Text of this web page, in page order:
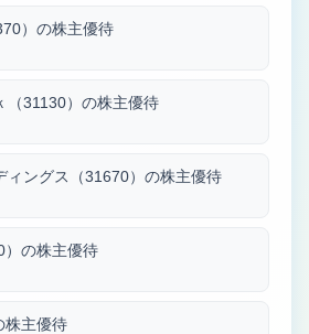
）の株主優待
（31130）の株主優待
ィングス（31670）の株主優待
）の株主優待
株主優待